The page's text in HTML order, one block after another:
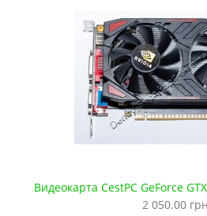
Видеокарта CestPC GeForce
2 050.00